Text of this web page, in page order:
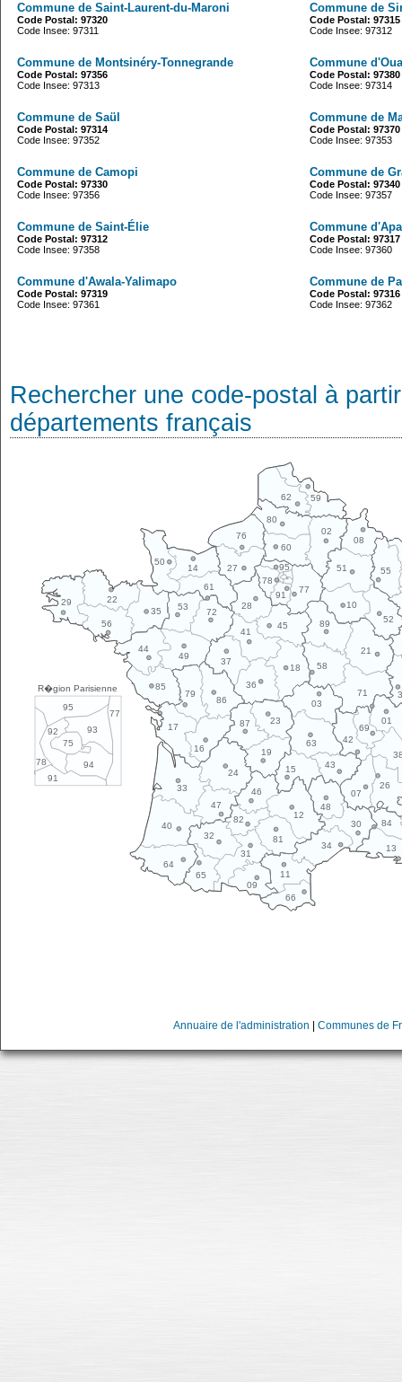
Commune de Saint-Laurent-du-Maroni
Code Postal: 97320
Code Insee: 97311
Commune de
Code Postal: 97315
Code Insee: 97312
Commune de Montsinéry-Tonnegrande
Code Postal: 97356
Code Insee: 97313
Commune
Code Postal: 97380
Code Insee: 97314
Commune de Saül
Code Postal: 97314
Code Insee: 97352
Commune de
Code Postal: 97370
Code Insee: 97353
Commune de Camopi
Code Postal: 97330
Code Insee: 97356
Commune de
Code Postal: 97340
Code Insee: 97357
Commune de Saint-Élie
Code Postal: 97312
Code Insee: 97358
Commune
Code Postal: 97317
Code Insee: 97360
Commune d'Awala-Yalimapo
Code Postal: 97319
Code Insee: 97361
Commune de
Code Postal: 97316
Code Insee: 97362
Rechercher une code-postal à
départements français
R�gion Parisienne
77
78
91
95
93
75
94
92
10
11
12
13
14
15
16
17
18
19
21
22
23
24
26
27
28
29
30
31
32
33
34
35
36
37
40
41
42
43
44
45
46
47
48
49
50
51
52
53
55
56
58
59
60
61
62
63
64
65
66
69
01
02
03
07
08
09
71
72
76
77
78
79
80
81
82 84
85
86
87
89
91
95
Annuaire de l'administration Communes de